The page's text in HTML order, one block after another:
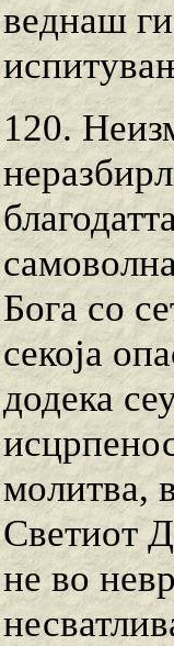
веднаш
120.
Бога со
секоја
додека
молитва,
Светиот
не во